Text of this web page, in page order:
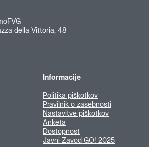
della Vittoria, 48
Informacije
Politika piškotkov
Pravilnik o zasebnosti
Nastavitve piškotkov
Anketa
Dostopnost
Javni Zavod GO! 2025